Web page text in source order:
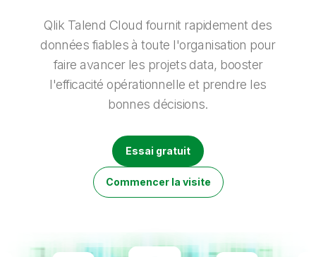
Documentation produits
Nos bureaux dans le monde
Talend
Qlik Talend Cloud fournit rapidement des
données fiables à toute l'organisation pour
faire avancer les projets data, booster
l'efficacité opérationnelle et prendre les
bonnes décisions.
Essai gratuit
Commencer la visite